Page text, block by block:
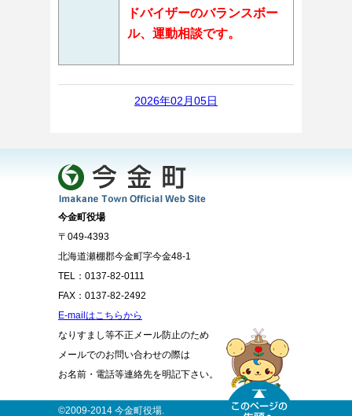
ドバイザーのバランスボー
ル、運動相談です。
2026年02月05日
今金町役場
〒049-4393
北海道瀬棚郡今金町字今金48-1
TEL：0137-82-0111
FAX：0137-82-2492
E-mailはこちらから
なりすまし等不正メール防止のため
メールでのお問い合わせの際は
お名前・電話等連絡先を明記下さい。
©2009-2014 今金町役場.